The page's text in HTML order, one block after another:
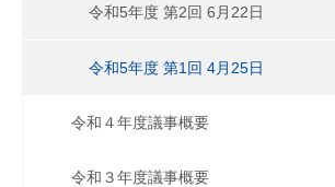
令和5年度 第2回 6月22日
令和5年度 第1回 4月25日
令和４年度議事概要
令和３年度議事概要